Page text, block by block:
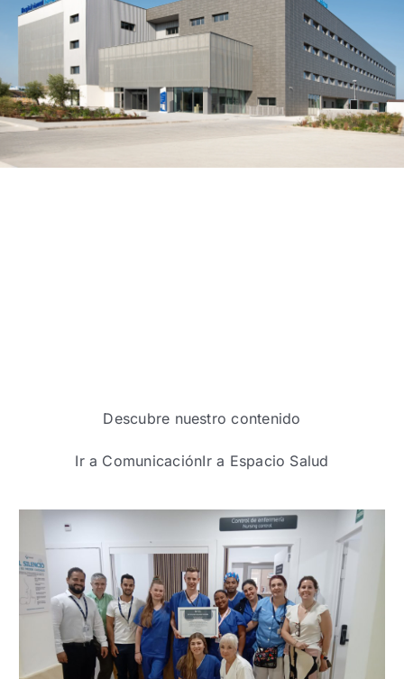
Descubre nuestro contenido
Ir a ComunicaciónIr a Espacio Salud